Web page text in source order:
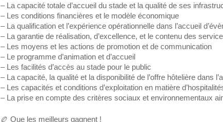
– La capacité totale d’accueil du stade et la qualité de ses
– Les conditions financières et le modèle économique
– La qualification et l’expérience opérationnelle dans l’accueil
– La garantie de réalisation, d’excellence, et le contenu des
– Les moyens et les actions de promotion et de communication
– Le programme d’animation et d’accueil
– Les facilités d’accès au stade pour le public
– La capacité, la qualité et la disponibilité de l’offre hôtelière dans
– Les capacités et conditions d’exploitation en matière
– La prise en compte des critères sociaux et environnementaux
🏉 Que les meilleurs gagnent !